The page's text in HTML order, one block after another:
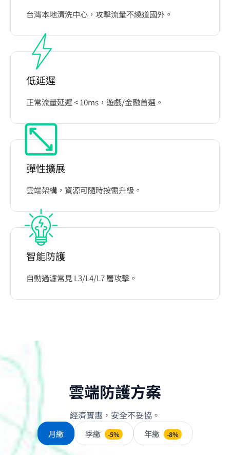
台灣本地清洗中心，攻擊流量不繞道國外。
低延遲
正常流量延遲 < 10ms，遊戲/金融首選。
彈性擴展
雲端架構，資源可隨時按需升級。
智能防護
自動過濾常見 L3/L4/L7 層攻擊。
雲端防護方案
經濟實惠，安全不妥協。
月繳 季繳 -5% 年繳 -8%